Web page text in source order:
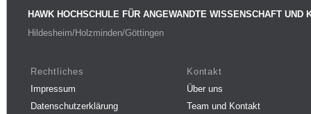
HAWK HOCHSCHULE FÜR ANGEWANDTE WISSENSCHAFT UND
Hildesheim/Holzminden/Göttingen
Rechtliches
Impressum
Datenschutzerklärung
Kontakt
Über uns
Team und Kontakt